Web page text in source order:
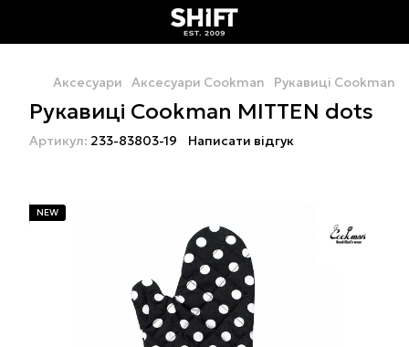
Аксесуари Аксесуари Cookman Рукавиці Cookman
Рукавиці Cookman MITTEN dots
Артикул: 233-83803-19 Написати відгук
NEW